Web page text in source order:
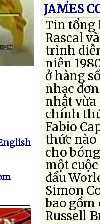
JAMES
Tin tổng
Rascal
trình
niên
ở hàng
nhạc
nhật vừa
chính
Fabio
thức nào
cho
một
đầu
Simon
bao gồm
Russell